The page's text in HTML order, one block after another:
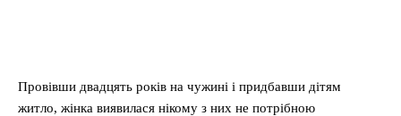
Провівши двадцять років на чужині і придбавши дітям
житло, жінка виявилася нікому з них не потрібною